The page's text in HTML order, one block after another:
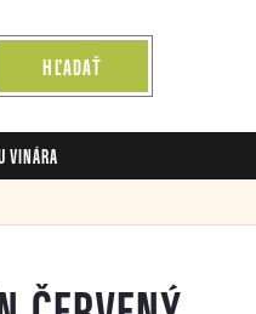
HĽADAŤ
VINÁRA